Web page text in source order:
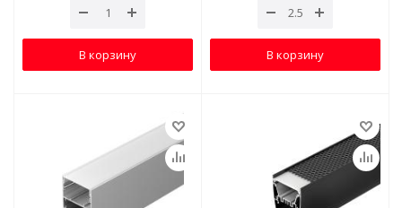
В корзину В корзину